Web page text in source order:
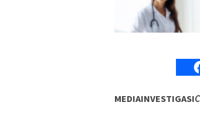
MEDIAINVESTIGASI